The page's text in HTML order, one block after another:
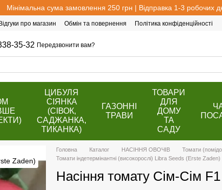
Мінімальна сума замовлення 250 грн | Відправка 1-3 робочих
Відгуки про магазин Обмін та повернення
Політика конфіденційності
35-32 Передзвонити вам?
ЦИБУЛЯ
СІЯНКА
(СІВОК,
САДЖАНКА,
ТИКАНКА)
ГАЗОННІ
ТРАВИ
ТОВАРИ
ДЛЯ
ДОМУ
ТА
САДУ
Головна Каталог НАСІННЯ ОВОЧІВ Томати
Томати індетермінантні (високорослі) Libra Seeds (Erste Zaden)
Насіння томату Сім-Сім